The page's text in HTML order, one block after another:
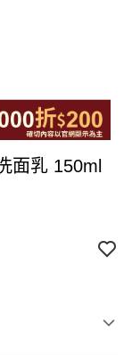
面乳 150ml